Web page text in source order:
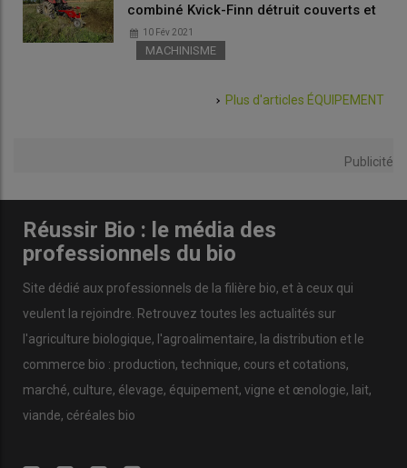
combiné Kvick-Finn détruit couverts et
adventices
10 Fév 2021
MACHINISME
Plus d'articles ÉQUIPEMENT
Publicité
Réussir Bio : le média des
professionnels du bio
Site dédié aux professionnels de la filière bio, et à ceux qui
veulent la rejoindre. Retrouvez toutes les actualités sur
l'agriculture biologique, l'agroalimentaire, la distribution et le
commerce bio : production, technique, cours et cotations,
marché, culture, élevage, équipement, vigne et œnologie, lait,
viande, céréales bio